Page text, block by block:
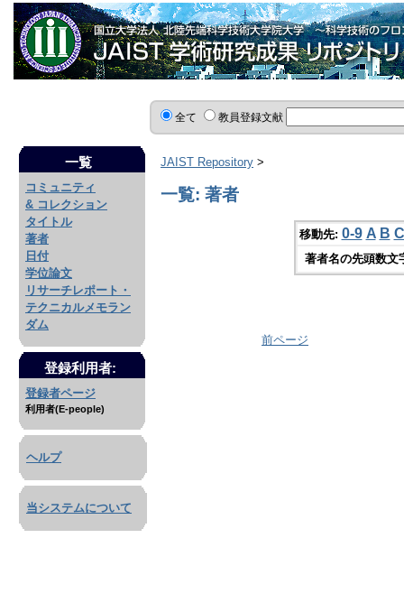
全て 教員登録文献
一覧
コミュニティ
& コレクション
タイトル
著者
日付
学位論文
リサーチレポート・
テクニカルメモラン
ダム
登録利用者:
登録者ページ
利用者(E-people)
ヘルプ
当システムについて
JAIST Repository >
一覧: 著者
移動先: 0-9 A B C
著者名の先頭数
前ページ